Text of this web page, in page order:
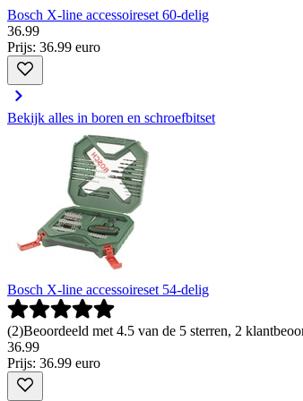
Bosch X-line accessoireset 60-delig
36.99
Prijs: 36.99 euro
Bekijk alles in boren en schroefbitset
Bosch X-line accessoireset 54-delig
(2)Beoordeeld met 4.5 van de 5 sterren, 2
36.99
Prijs: 36.99 euro